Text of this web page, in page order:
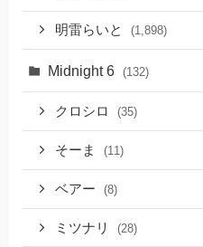
明雷らいと (1,898)
Midnight 6 (132)
クロシロ (35)
そーま (11)
ベアー (8)
ミツナリ (28)